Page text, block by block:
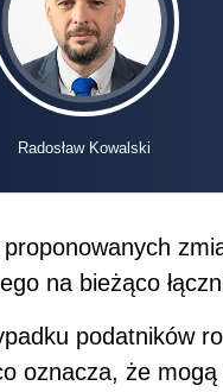
Radosław Kowalski
na bieżąco
podatników
oznacza, że mogą